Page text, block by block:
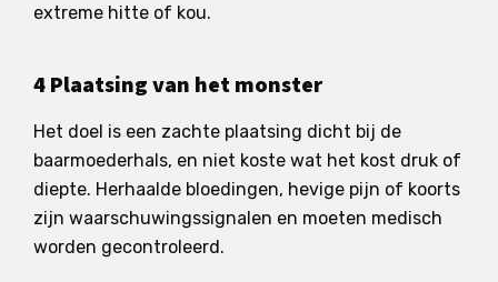
extreme hitte of kou.
4 Plaatsing van het monster
Het doel is een zachte plaatsing dicht bij de
baarmoederhals, en niet koste wat het kost druk of
diepte. Herhaalde bloedingen, hevige pijn of koorts
zijn waarschuwingssignalen en moeten medisch
worden gecontroleerd.